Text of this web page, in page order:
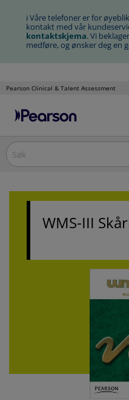
ℹ Våre telefoner er for
kontakt med vår
kontaktskjema. Vi
medføre, og ønsker deg en
Pearson Clinical & Talent Assessment
Hopp
innhold
WMS-III